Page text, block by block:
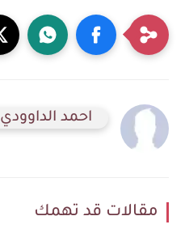
احمد الداوودي
مقالات قد تهمك